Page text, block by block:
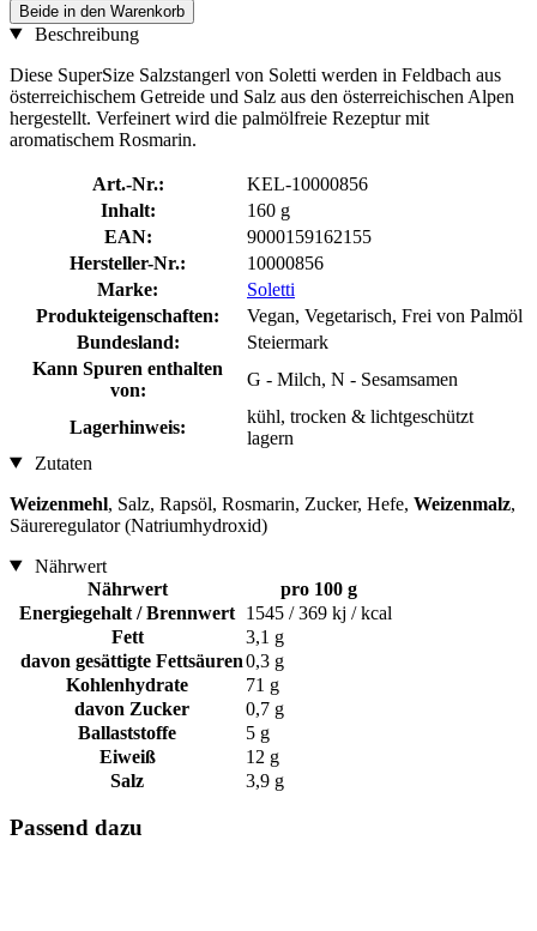
Beide in den Warenkorb
Beschreibung
Diese SuperSize Salzstangerl von Soletti werden in Feldbach aus
österreichischem Getreide und Salz aus den österreichischen Alpen
hergestellt. Verfeinert wird die palmölfreie Rezeptur mit
aromatischem Rosmarin.
Art.-Nr.:
KEL-10000856
Inhalt:
160 g
EAN:
9000159162155
Hersteller-Nr.:
10000856
Marke:
Soletti
Produkteigenschaften:
Vegan, Vegetarisch, Frei von Palmöl
Bundesland:
Steiermark
Kann Spuren enthalten
von:
G - Milch, N - Sesamsamen
Lagerhinweis:
kühl, trocken & lichtgeschützt
lagern
Zutaten
Weizenmehl, Salz, Rapsöl, Rosmarin, Zucker, Hefe, Weizenmalz,
Säureregulator (Natriumhydroxid)
Nährwert
Nährwert
pro 100 g
Energiegehalt / Brennwert 1545 / 369 kj / kcal
Fett
3,1 g
davon gesättigte Fettsäuren0,3 g
Kohlenhydrate
71 g
davon Zucker
0,7 g
Ballaststoffe
5 g
Eiweiß
12 g
Salz
3,9 g
Passend dazu